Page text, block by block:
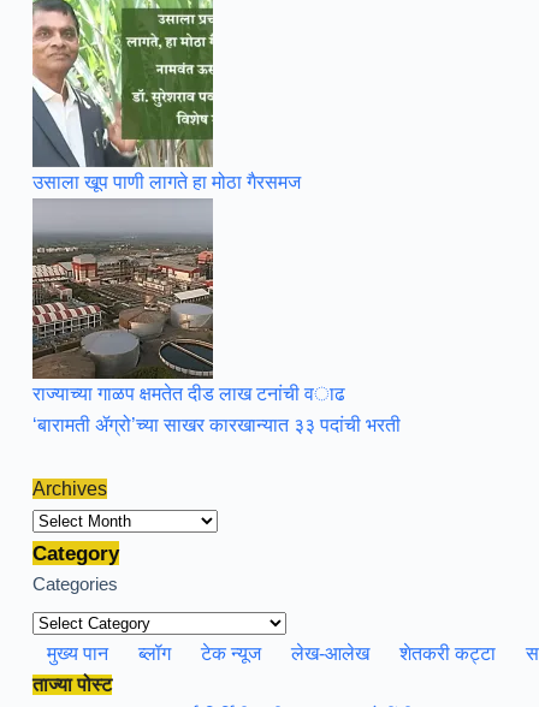
उसाला खूप पाणी लागते हा मोठा गैरसमज
राज्याच्या गाळप क्षमतेत दीड लाख टनांची वाढ
‘बारामती ॲग्रो’च्या साखर कारखान्यात ३३ पदांची भरती
Archives
Archives
Category
Categories
मुख्य पान ब्लॉग टेक न्यूज लेख-आलेख शेतकरी कट्टा
ताज्या पोस्ट